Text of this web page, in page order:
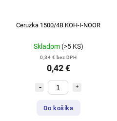
Ceruzka 1500/4B KOH-I-NOOR
Skladom (>5 KS)
0,34 € bez DPH
0,42 €
Do košíka